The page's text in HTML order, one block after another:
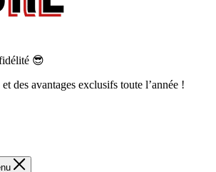
😎
des avantages exclusifs toute l’année !